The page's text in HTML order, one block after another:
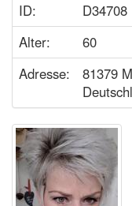
ID:
D34708
Alter:
60
Adresse:
81379